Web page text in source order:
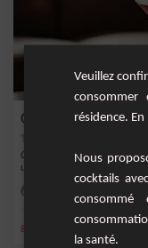
Gin Douceur Poire-
Ce cocktail Gin Douceur
une...
gin ,
Veuillez
résidence.
Nous
cocktails
consommé
la santé.